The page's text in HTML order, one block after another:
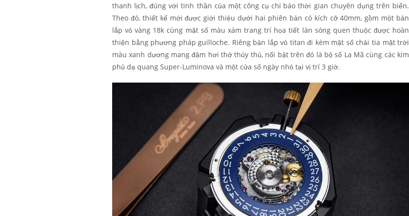
thanh lịch, đúng với tinh thần của một công cụ chỉ báo thời gian chuyên dụng trên biển.
Theo đó, thiết kế mới được giới thiệu dưới hai phiên bản có kích cỡ 40mm, gồm một bản
lắp vỏ vàng 18k cùng mặt số màu xám trang trí họa tiết làn sóng quen thuộc được hoàn
thiện bằng phương pháp guilloche. Riêng bản lắp vỏ titan đi kèm mặt số chải tia mặt trời
màu xanh dương mang đậm hơi thở thủy thủ, nổi bật trên đó là bộ số La Mã cùng các kim
phủ dạ quang Super-Luminova và một cửa số ngày nhỏ tại vị trí 3 giờ.